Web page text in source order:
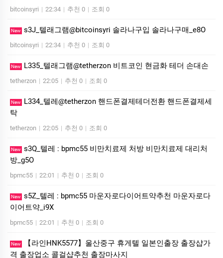
bitcoinsyri | 22:34 | 추천 0 | 조회 0
New s3J_텔래그램@bitcoinsyri 솔라나구입 솔라나구매_e8O
bitcoinsyri | 22:34 | 추천 0 | 조회 0
New L335_텔래그램@tetherzon 비트코인 현금화 테더 손대손
tetherzon | 22:05 | 추천 0 | 조회 0
New
L334_텔레@tetherzon 핸드폰결제테더전환 핸드폰결제세
탁
tetherzon | 22:05 | 추천 0 | 조회 0
New s3Q_텔레 : bpmc55 비만치료제 처방 비만치료제 대리처
방_g5O
bpmc55 | 22:01 | 추천 0 | 조회 0
New s5Z_텔레 : bpmc55 마운자로다이어트약추천 마운자로다
이어트약_i9X
bpmc55 | 22:01 | 추천 0 | 조회 0
New
【라인HNK5577】울산중구 휴게텔 일본인출장 출장샵가
격 출장업소 콜걸샵추천 출장마사지